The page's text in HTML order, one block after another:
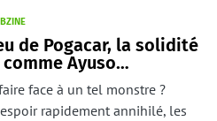
de Pogacar, la solidité
comme Ayuso…
face à un tel monstre ?
rapidement annihilé, les